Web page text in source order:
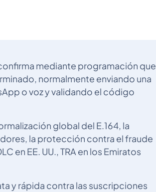
mediante programación que
normalmente enviando una
o voz y validando el código
global del E.164, la
la protección contra el fraude
en EE. UU., TRA en los Emiratos
y rápida contra las suscripciones